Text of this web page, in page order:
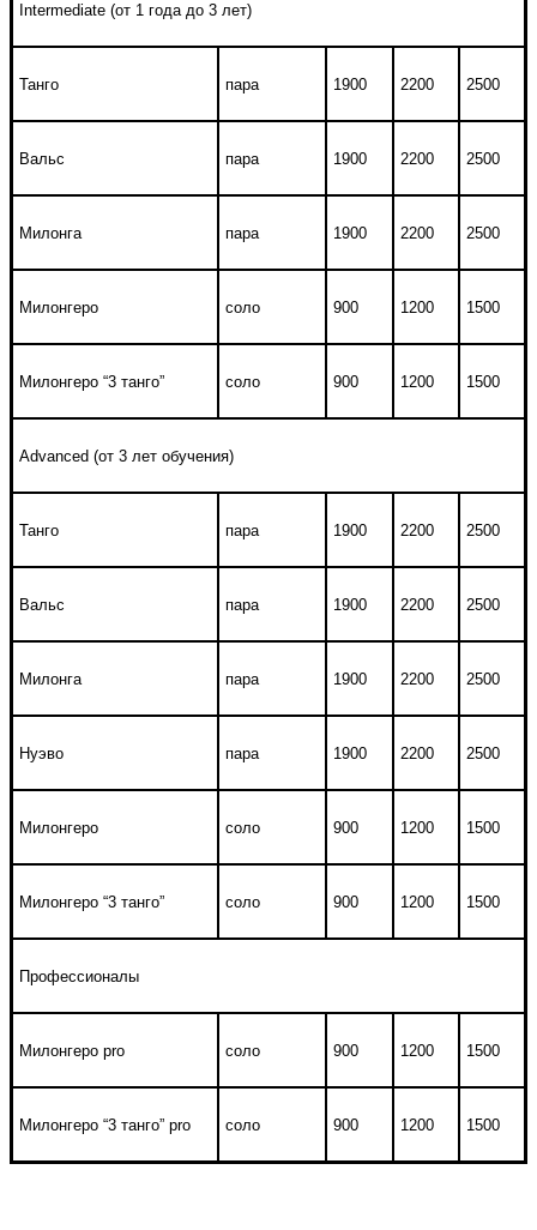
Intermediate (от 1 года до 3 лет)
Танго пара 1900 2200 2500
Вальс пара 1900 2200 2500
Милонга пара 1900 2200 2500
Милонгеро соло 900 1200 1500
Милонгеро “3 танго” соло 900 1200 1500
Advanced (от 3 лет обучения)
Танго пара 1900 2200 2500
Вальс пара 1900 2200 2500
Милонга пара 1900 2200 2500
Нуэво пара 1900 2200 2500
Милонгеро соло 900 1200 1500
Милонгеро “3 танго” соло 900 1200 1500
Профессионалы
Милонгеро pro соло 900 1200 1500
Милонгеро “3 танго” pro соло 900 1200 1500